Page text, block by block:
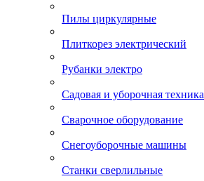
Пилы циркулярные
Плиткорез электрический
Рубанки электро
Садовая и уборочная техника
Сварочное оборудование
Снегоуборочные машины
Станки сверлильные